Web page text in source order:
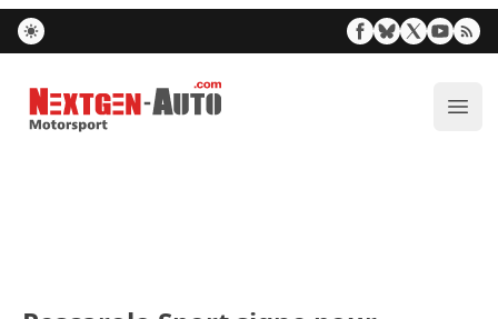
Nextgen-Auto.com